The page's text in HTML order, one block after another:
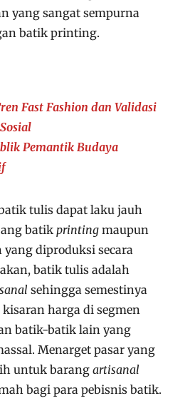
yang sangat sempurna
batik printing.
Fast Fashion dan Validasi
Pemantik Budaya
tulis dapat laku jauh
batikprinting maupun
diproduksi secara
batik tulis adalah
sehingga semestinya
harga di segmen
batik-batik lain yang
Menarget pasar yang
untuk barang artisanal
bagi para pebisnis batik.